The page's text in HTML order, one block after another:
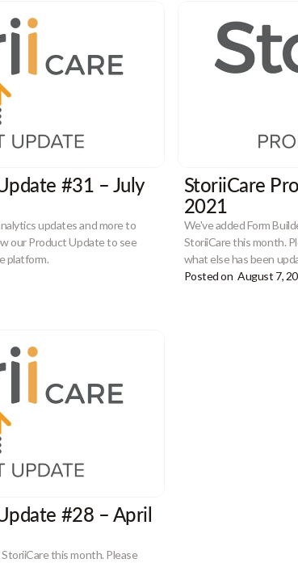
#31 – July
updates and more to
our Product Update to see
platform.
StoriiCare
2021
We've added Form
StoriiCare this month.
what else has been
Posted on August 7,
#28 – April
this month. Please